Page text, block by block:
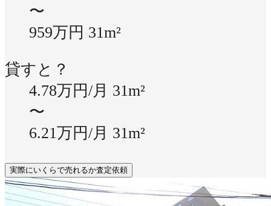
〜
959万円 31m²
貸すと？
4.78万円/月 31m²
〜
6.21万円/月 31m²
実際にいくらで売れるか査定依頼